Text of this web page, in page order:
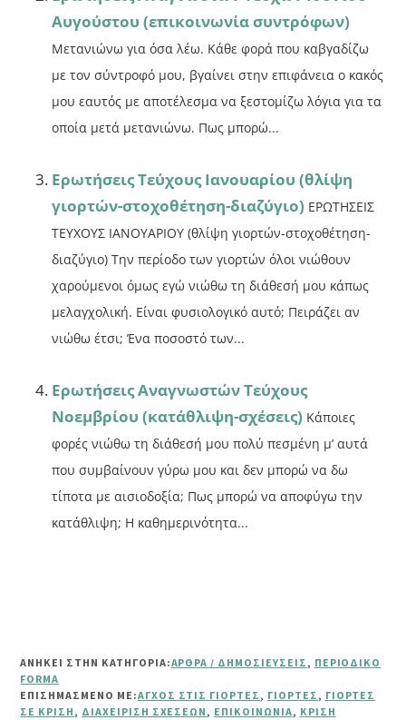
Αυγούστου (επικοινωνία συντρόφων)
Μετανιώνω για όσα λέω. Κάθε φορά που καβγαδίζω
με τον σύντροφό μου, βγαίνει στην επιφάνεια ο κακός
μου εαυτός με αποτέλεσμα να ξεστομίζω λόγια για τα
οποία μετά μετανιώνω. Πως μπορώ...
Ερωτήσεις Τεύχους Ιανουαρίου (θλίψη
γιορτών-στοχοθέτηση-διαζύγιο) ΕΡΩΤΗΣΕΙΣ
ΤΕΥΧΟΥΣ ΙΑΝΟΥΑΡΙΟΥ (θλίψη γιορτών-στοχοθέτηση-
διαζύγιο) Την περίοδο των γιορτών όλοι νιώθουν
χαρούμενοι όμως εγώ νιώθω τη διάθεσή μου κάπως
μελαγχολική. Είναι φυσιολογικό αυτό; Πειράζει αν
νιώθω έτσι; Ένα ποσοστό των...
Ερωτήσεις Αναγνωστών Τεύχους
Νοεμβρίου (κατάθλιψη-σχέσεις) Κάποιες
φορές νιώθω τη διάθεσή μου πολύ πεσμένη μ’ αυτά
που συμβαίνουν γύρω μου και δεν μπορώ να δω
τίποτα με αισιοδοξία; Πως μπορώ να αποφύγω την
κατάθλιψη; Η καθημερινότητα...
ΑΝΗΚΕΙ ΣΤΗΝ ΚΑΤΗΓΟΡΙΑ:ΆΡΘΡΑ / ΔΗΜΟΣΙΕΎΣΕΙΣ, ΠΕΡΙΟΔΙΚΌ
FORMA
ΕΠΙΣΗΜΑΣΜΈΝΟ ΜΕ:ΆΓΧΟΣ ΣΤΙΣ ΓΙΟΡΤΈΣ, ΓΙΟΡΤΈΣ, ΓΙΟΡΤΈΣ
ΣΕ ΚΡΊΣΗ, ΔΙΑΧΕΊΡΙΣΗ ΣΧΈΣΕΩΝ, ΕΠΙΚΟΙΝΩΝΊΑ, ΚΡΊΣΗ